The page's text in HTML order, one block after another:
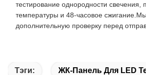
тестирование однородности свечения,
температуры и 48-часовое
дополнительную проверку перед
Тэги: ЖК-Панель Для LED